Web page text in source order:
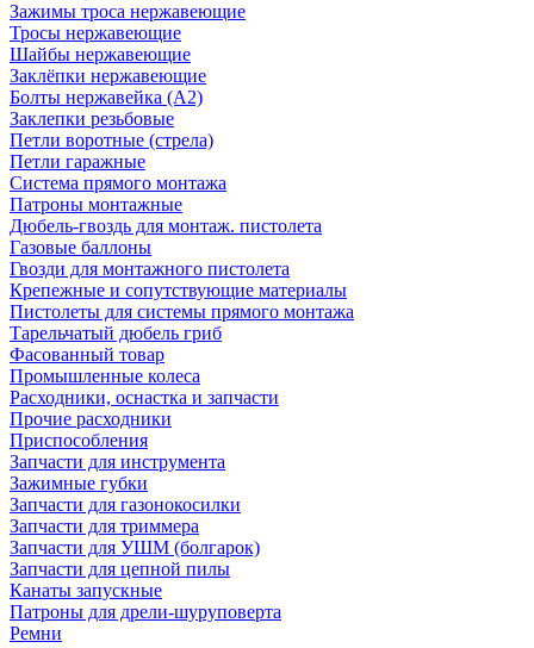
Зажимы троса нержавеющие
Тросы нержавеющие
Шайбы нержавеющие
Заклёпки нержавеющие
Болты нержавейка (А2)
Заклепки резьбовые
Петли воротные (стрела)
Петли гаражные
Система прямого монтажа
Патроны монтажные
Дюбель-гвоздь для монтаж. пистолета
Газовые баллоны
Гвозди для монтажного пистолета
Крепежные и сопутствующие материалы
Пистолеты для системы прямого монтажа
Тарельчатый дюбель гриб
Фасованный товар
Промышленные колеса
Расходники, оснастка и запчасти
Прочие расходники
Приспособления
Запчасти для инструмента
Зажимные губки
Запчасти для газонокосилки
Запчасти для триммера
Запчасти для УШМ (болгарок)
Запчасти для цепной пилы
Канаты запускные
Патроны для дрели-шуруповерта
Ремни